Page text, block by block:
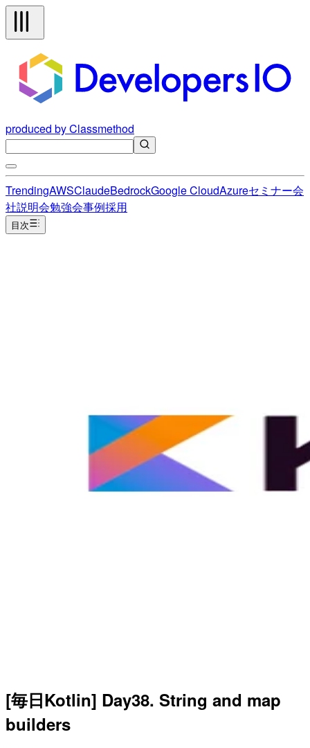
produced by Classmethod
TrendingAWSClaudeBedrockGoogle CloudAzureセミナー会
社説明会勉強会事例採用
目次
[毎日Kotlin] Day38. String and map
builders